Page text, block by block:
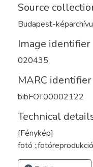
Source
Budapest-
Image identifier
020435
MARC identifier
bibFOT00002122
Technical
[Fénykép]
fotó